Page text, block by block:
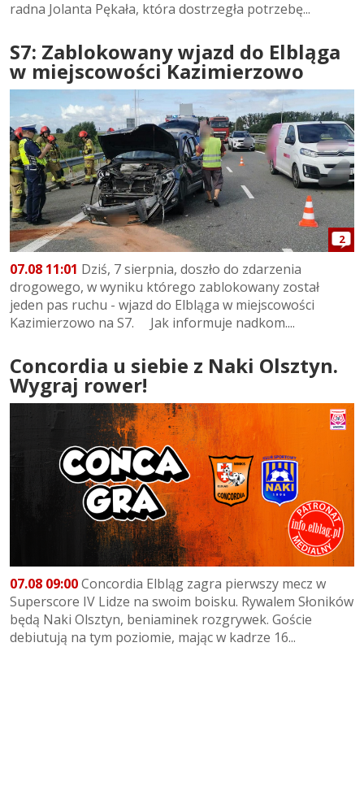
radna Jolanta Pękała, która dostrzegła potrzebę...
S7: Zablokowany wjazd do Elbląga
w miejscowości Kazimierzowo
2
07.08 11:01 Dziś, 7 sierpnia, doszło do zdarzenia
drogowego, w wyniku którego zablokowany został
jeden pas ruchu - wjazd do Elbląga w miejscowości
Kazimierzowo na S7. Jak informuje nadkom....
Concordia u siebie z Naki Olsztyn.
Wygraj rower!
07.08 09:00Concordia Elbląg zagra pierwszy mecz w
Superscore IV Lidze na swoim boisku. Rywalem Słoników
będą Naki Olsztyn, beniaminek rozgrywek. Goście
debiutują na tym poziomie, mając w kadrze 16...